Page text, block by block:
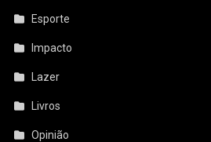
Esporte
Impacto
Lazer
Livros
Opinião